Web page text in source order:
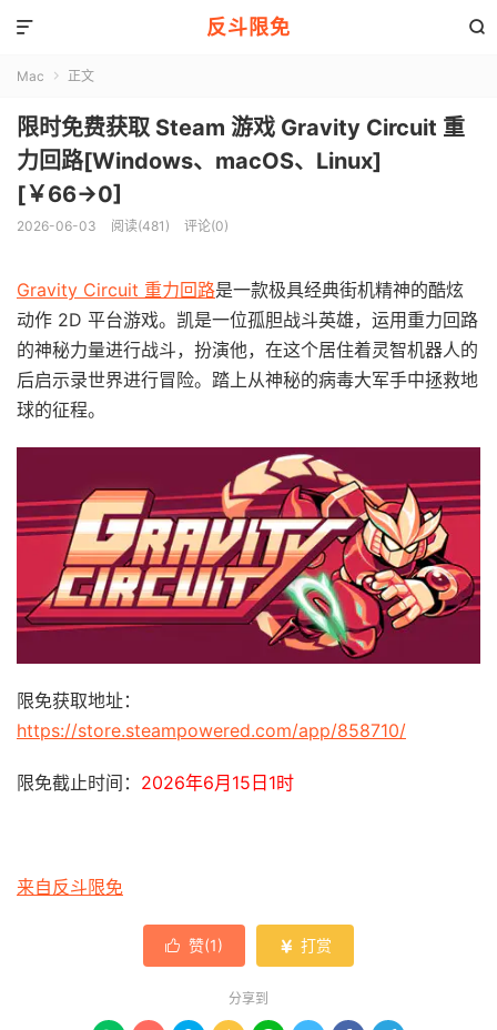
反斗限免 

Mac  正文
限时免费获取 Steam 游戏 Gravity Circuit 重
力回路[Windows、macOS、Linux]
[￥66→0]
2026-06-03 阅读(481) 评论(0)
Gravity Circuit 重力回路是一款极具经典街机精神的酷炫
动作 2D 平台游戏。凯是一位孤胆战斗英雄，运用重力回路
的神秘力量进行战斗，扮演他，在这个居住着灵智机器人的
后启示录世界进行冒险。踏上从神秘的病毒大军手中拯救地
球的征程。
限免获取地址：
https://store.steampowered.com/app/858710/
限免截止时间： 2026年6月15日1时
来自反斗限免
 赞(1)  打赏
分享到